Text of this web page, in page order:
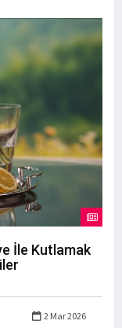
İle Kutlamak
2 Mar 2026